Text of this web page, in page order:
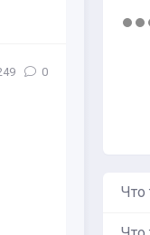
0
Что